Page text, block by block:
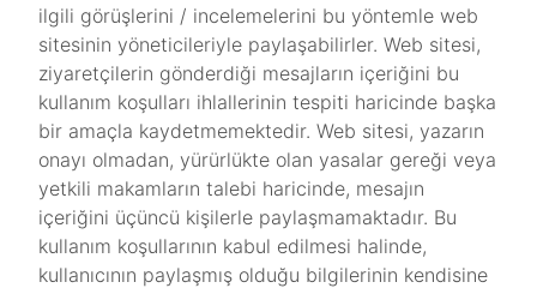
ilgili görüşlerini / incelemelerini bu yöntemle web
sitesinin yöneticileriyle paylaşabilirler. Web sitesi,
ziyaretçilerin gönderdiği mesajların içeriğini bu
kullanım koşulları ihlallerinin tespiti haricinde başka
bir amaçla kaydetmemektedir. Web sitesi, yazarın
onayı olmadan, yürürlükte olan yasalar gereği veya
yetkili makamların talebi haricinde, mesajın
içeriğini üçüncü kişilerle paylaşmamaktadır. Bu
kullanım koşullarının kabul edilmesi halinde,
kullanıcının paylaşmış olduğu bilgilerinin kendisine